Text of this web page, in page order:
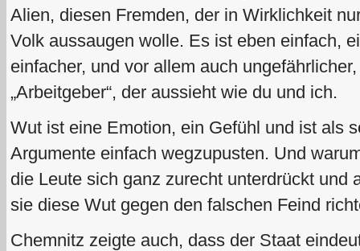
Alien, diesen Fremden, der in Wirklichkeit
Volk aussaugen wolle. Es ist eben einfach,
einfacher, und vor allem auch
„Arbeitgeber“, der aussieht wie du und ich.
Wut ist eine Emotion, ein Gefühl und ist als
Argumente einfach wegzupusten. Und
die Leute sich ganz zurecht unterdrückt und
sie diese Wut gegen den falschen Feind
Chemnitz zeigte auch, dass der Staat